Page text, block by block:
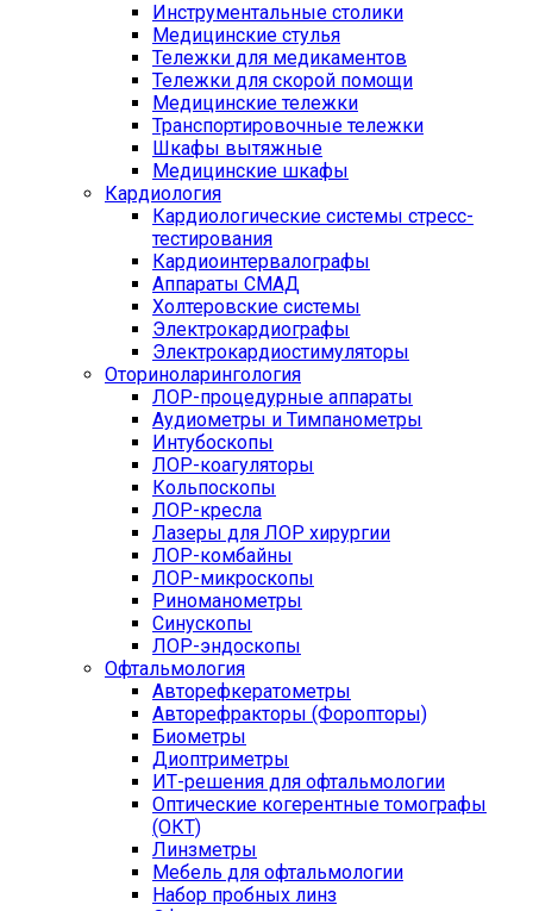
Инструментальные столики
Медицинские стулья
Тележки для медикаментов
Тележки для скорой помощи
Медицинские тележки
Транспортировочные тележки
Шкафы вытяжные
Медицинские шкафы
Кардиология
Кардиологические системы стресс-
тестирования
Кардиоинтервалографы
Аппараты СМАД
Холтеровские системы
Электрокардиографы
Электрокардиостимуляторы
Оториноларингология
ЛОР-процедурные аппараты
Аудиометры и Тимпанометры
Интубоскопы
ЛОР-коагуляторы
Кольпоскопы
ЛОР-кресла
Лазеры для ЛОР хирургии
ЛОР-комбайны
ЛОР-микроскопы
Риноманометры
Синускопы
ЛОР-эндоскопы
Офтальмология
Авторефкератометры
Авторефракторы (Форопторы)
Биометры
Диоптриметры
ИТ-решения для офтальмологии
Оптические когерентные томографы
(ОКТ)
Линзметры
Мебель для офтальмологии
Набор пробных линз